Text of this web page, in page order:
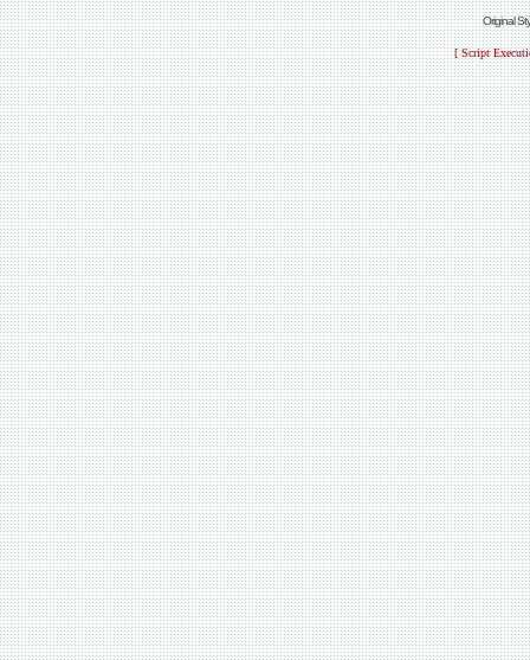
Original
[ Script